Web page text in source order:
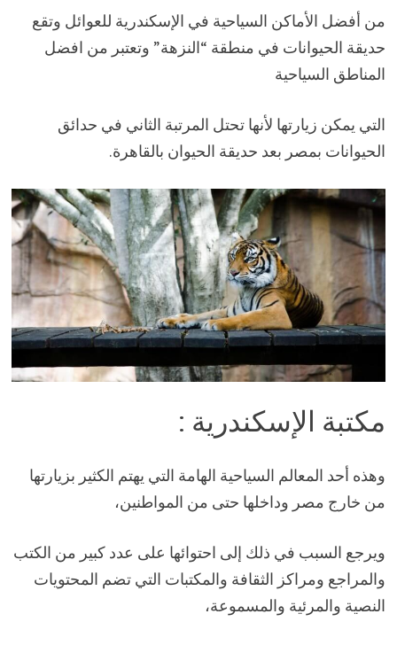
من أفضل الأماكن السياحية في الإسكندرية للعوائل وتقع
حديقة الحيوانات في منطقة “النزهة” وتعتبر من افضل
المناطق السياحية
التي يمكن زيارتها لأنها تحتل المرتبة الثاني في حدائق
الحيوانات بمصر بعد حديقة الحيوان بالقاهرة.
مكتبة الإسكندرية :
وهذه أحد المعالم السياحية الهامة التي يهتم الكثير بزيارتها
من خارج مصر وداخلها حتى من المواطنين،
ويرجع السبب في ذلك إلى احتوائها على عدد كبير من الكتب
والمراجع ومراكز الثقافة والمكتبات التي تضم المحتويات
النصية والمرئية والمسموعة،